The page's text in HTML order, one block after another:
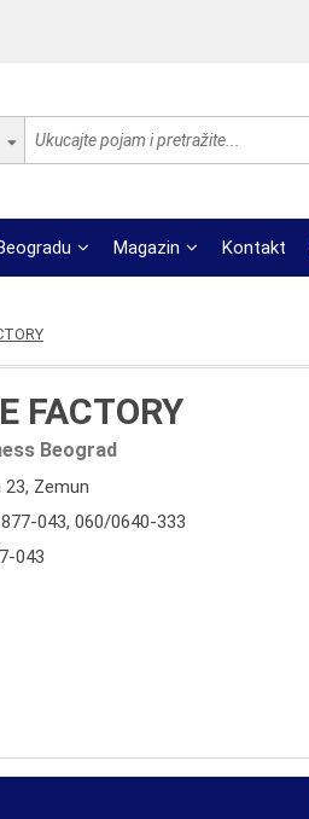
Magazin Kontakt
FACTORY
Beograd
23, Zemun
043, 060/0640-333
043